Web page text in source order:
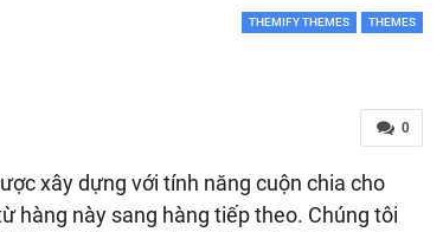
THEMIFY THEMES THEMES
0
xây dựng với tính năng cuộn chia cho
hàng này sang hàng tiếp theo. Chúng tôi